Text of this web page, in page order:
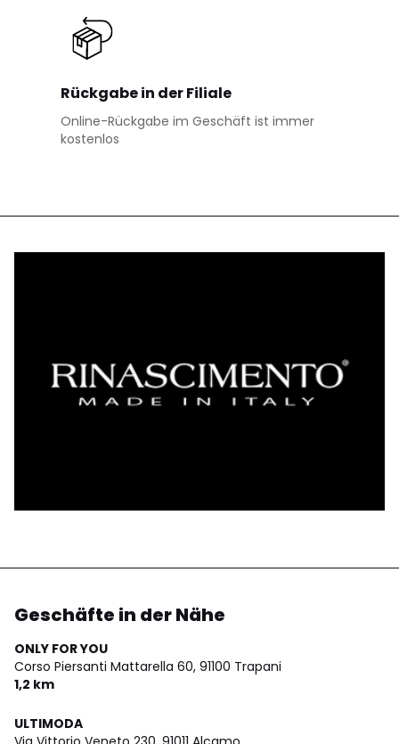
Rückgabe in der Filiale
Online-Rückgabe im Geschäft ist immer
kostenlos
Geschäfte in der Nähe
ONLY FOR YOU
Corso Piersanti Mattarella 60, 91100 Trapani
1,2 km
ULTIMODA